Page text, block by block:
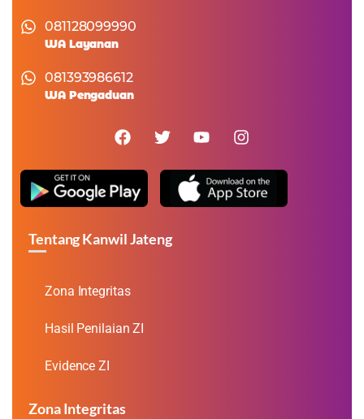
081128099990
WA Layanan
081393986612
WA Pengaduan
Tentang Kanwil Jateng
Zona Integritas
Hasil Penilaian ZI
Evidence ZI
Zona Integritas